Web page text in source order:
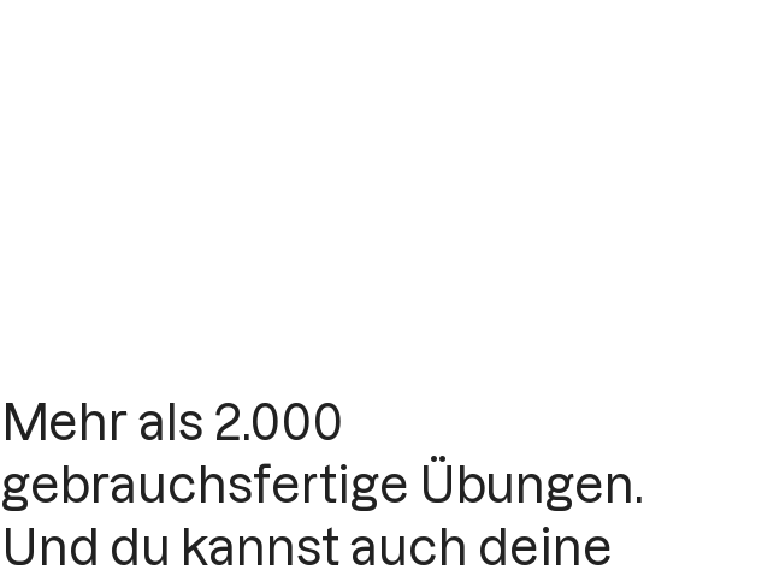
Mehr als 2.000
gebrauchsfertige Übungen.
Und du kannst auch deine